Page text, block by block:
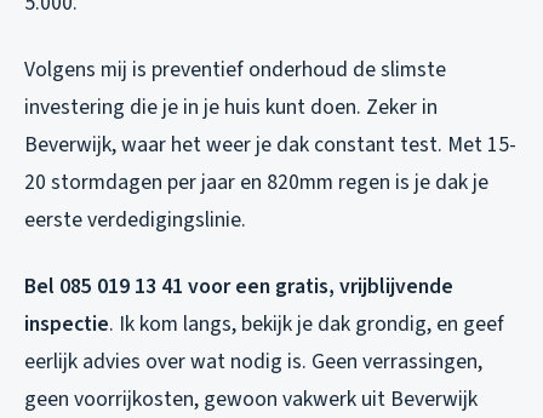
Volgens mij is preventief onderhoud de slimste
investering die je in je huis kunt doen. Zeker in
Beverwijk, waar het weer je dak constant test. Met 15-
20 stormdagen per jaar en 820mm regen is je dak je
eerste verdedigingslinie.
Bel 085 019 13 41 voor een gratis, vrijblijvende
inspectie. Ik kom langs, bekijk je dak grondig, en geef
eerlijk advies over wat nodig is. Geen verrassingen,
geen voorrijkosten, gewoon vakwerk uit Beverwijk